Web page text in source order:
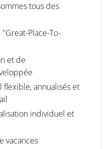
tous des
Place-To-
et de
flexible, annualisés et
individuel et
vacances